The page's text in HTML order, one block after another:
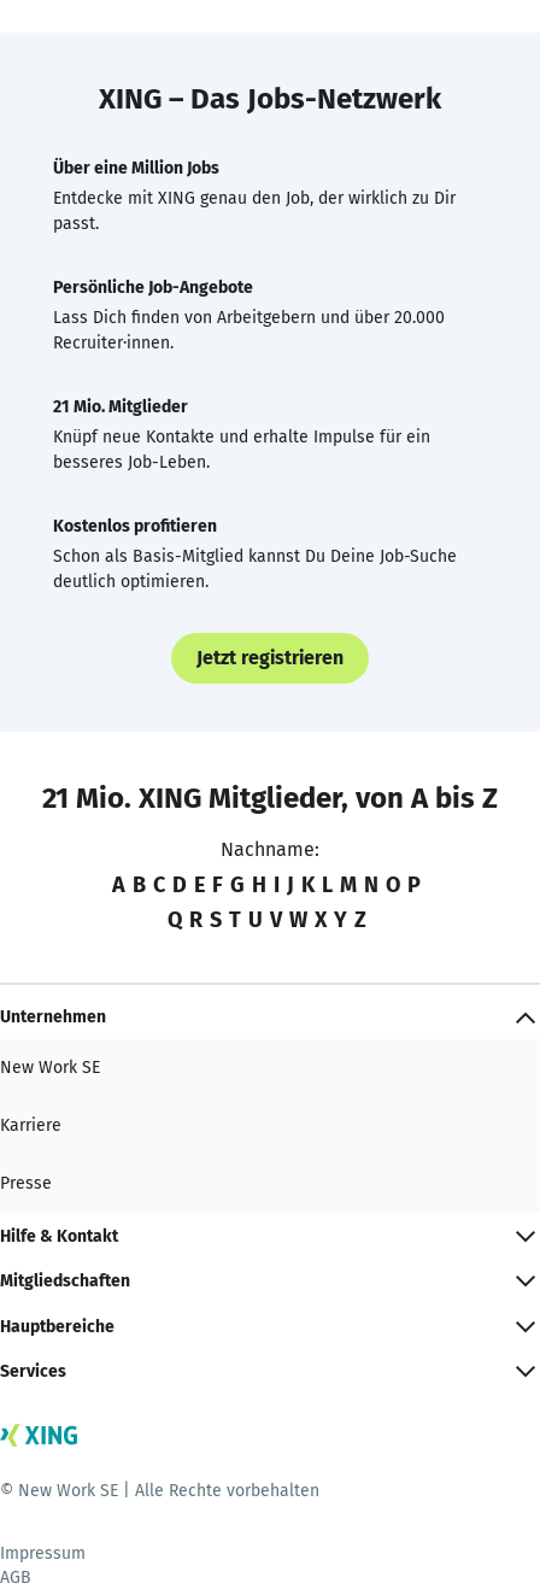
XING – Das Jobs-Netzwerk
Über eine Million Jobs
Entdecke mit XING genau den Job, der wirklich zu Dir
passt.
Persönliche Job-Angebote
Lass Dich finden von Arbeitgebern und über 20.000
Recruiter·innen.
21 Mio. Mitglieder
Knüpf neue Kontakte und erhalte Impulse für ein
besseres Job-Leben.
Kostenlos profitieren
Schon als Basis-Mitglied kannst Du Deine Job-Suche
deutlich optimieren.
Jetzt registrieren
21 Mio. XING Mitglieder, von A bis Z
Nachname:
A B C D E F G H I J K L M N O P
Q R S T U V W X Y Z
Unternehmen
New Work SE
Karriere
Presse
Hilfe & Kontakt
Mitgliedschaften
Hauptbereiche
Services
© New Work SE | Alle Rechte vorbehalten
Impressum
AGB